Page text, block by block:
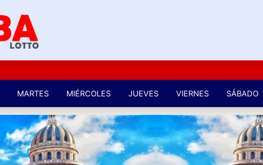
MARTES MIÉRCOLES JUEVES VIERNES SÁBADO